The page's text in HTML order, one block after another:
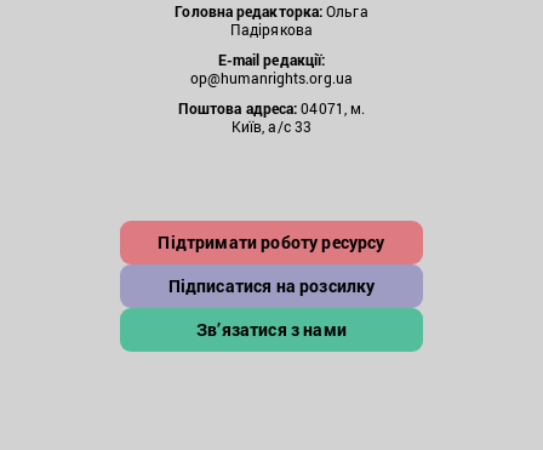
Головна редакторка:Ольга
Падірякова
E-mail редакції:
op@humanrights.org.ua
Поштова адреса:04071, м.
Київ, а/с 33
Підтримати роботу ресурсу
Підписатися на розсилку
Зв’язатися з нами